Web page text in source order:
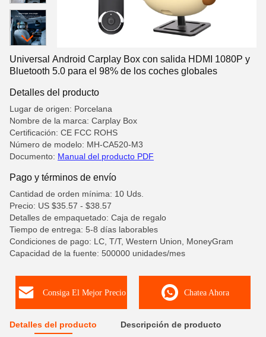
Universal Android Carplay Box con salida HDMI 1080P y
Bluetooth 5.0 para el 98% de los coches globales
Detalles del producto
Lugar de origen: Porcelana
Nombre de la marca: Carplay Box
Certificación: CE FCC ROHS
Número de modelo: MH-CA520-M3
Documento: Manual del producto PDF
Pago y términos de envío
Cantidad de orden mínima: 10 Uds.
Precio: US $35.57 - $38.57
Detalles de empaquetado: Caja de regalo
Tiempo de entrega: 5-8 días laborables
Condiciones de pago: LC, T/T, Western Union, MoneyGram
Capacidad de la fuente: 500000 unidades/mes
Consiga El Mejor Precio Chatea Ahora
Detalles del producto Descripción de producto